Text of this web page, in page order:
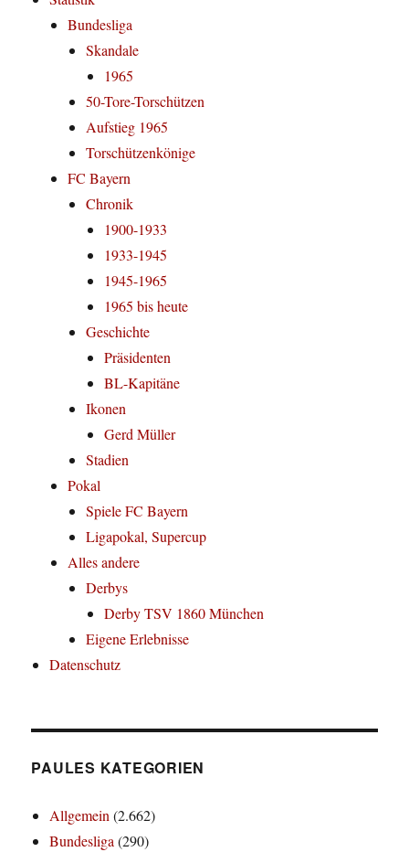
Bundesliga
Skandale
1965
50-Tore-Torschützen
Aufstieg 1965
Torschützenkönige
FC Bayern
Chronik
1900-1933
1933-1945
1945-1965
1965 bis heute
Geschichte
Präsidenten
BL-Kapitäne
Ikonen
Gerd Müller
Stadien
Pokal
Spiele FC Bayern
Ligapokal, Supercup
Alles andere
Derbys
Derby TSV 1860 München
Eigene Erlebnisse
Datenschutz
PAULES KATEGORIEN
Allgemein(2.662)
Bundesliga(290)